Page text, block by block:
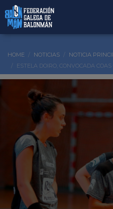
HOME NOTICIAS
NOTICIA
ESTELA DOIRO, CONVOCADA